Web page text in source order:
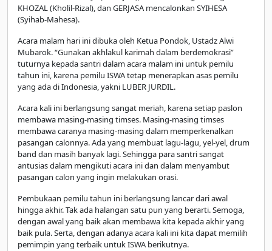
KHOZAL (Kholil-Rizal), dan GERJASA mencalonkan SYIHESA
(Syihab-Mahesa).
Acara malam hari ini dibuka oleh Ketua Pondok, Ustadz Alwi
Mubarok. “Gunakan akhlakul karimah dalam berdemokrasi”
tuturnya kepada santri dalam acara malam ini untuk pemilu
tahun ini, karena pemilu ISWA tetap menerapkan asas pemilu
yang ada di Indonesia, yakni LUBER JURDIL.
Acara kali ini berlangsung sangat meriah, karena setiap paslon
membawa masing-masing timses. Masing-masing timses
membawa caranya masing-masing dalam memperkenalkan
pasangan calonnya. Ada yang membuat lagu-lagu, yel-yel, drum
band dan masih banyak lagi. Sehingga para santri sangat
antusias dalam mengikuti acara ini dan dalam menyambut
pasangan calon yang ingin melakukan orasi.
Pembukaan pemilu tahun ini berlangsung lancar dari awal
hingga akhir. Tak ada halangan satu pun yang berarti. Semoga,
dengan awal yang baik akan membawa kita kepada akhir yang
baik pula. Serta, dengan adanya acara kali ini kita dapat memilih
pemimpin yang terbaik untuk ISWA berikutnya.